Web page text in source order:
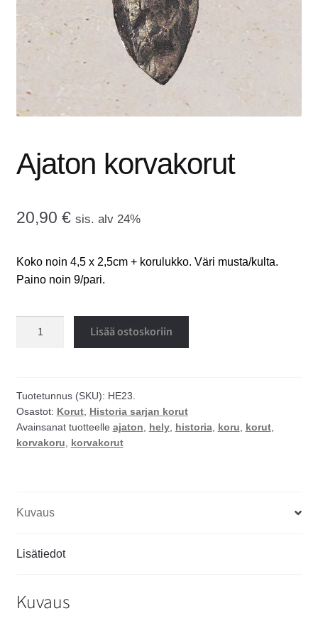
tason
valikko
OTA YHTEYTTÄ
GALLERIA
Ajaton korvakorut
20,90 € sis. alv 24%
Koko noin 4,5 x 2,5cm + korulukko. Väri musta/kulta.
Paino noin 9/pari.
Lisää ostoskoriin
Tuotetunnus (SKU): HE23.
Osastot: Korut, Historia sarjan korut
Avainsanat tuotteelle ajaton, hely, historia, koru, korut,
korvakoru, korvakorut
Kuvaus
Lisätiedot
Kuvaus